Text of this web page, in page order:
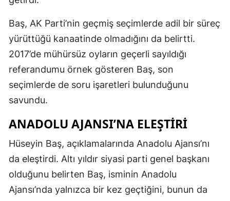
Baş, AK Parti’nin geçmiş seçimlerde adil bir süreç
yürüttüğü kanaatinde olmadığını da belirtti.
2017’de mühürsüz oyların geçerli sayıldığı
referandumu örnek gösteren Baş, son
seçimlerde de soru işaretleri bulunduğunu
savundu.
ANADOLU AJANSI’NA ELEŞTIRI
Hüseyin Baş, açıklamalarında Anadolu Ajansı’nı
da eleştirdi. Altı yıldır siyasi parti genel başkanı
olduğunu belirten Baş, isminin Anadolu
Ajansı’nda yalnızca bir kez geçtiğini, bunun da